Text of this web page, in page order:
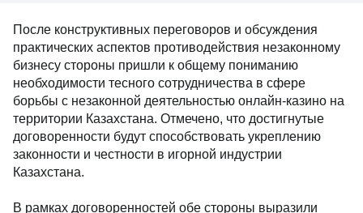
После конструктивных переговоров и обсуждения
практических аспектов противодействия незаконному
бизнесу стороны пришли к общему пониманию
необходимости тесного сотрудничества в сфере
борьбы с незаконной деятельностью онлайн-казино на
территории Казахстана. Отмечено, что достигнутые
договоренности будут способствовать укреплению
законности и честности в игорной индустрии
Казахстана.
В рамках договоренностей обе стороны выразили